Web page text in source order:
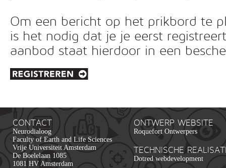
Om een bericht op het prikbord te
is het nodig dat je je eerst
aanbod staat hierdoor in een
CONTACT
Neurodialoog
Faculty of Earth and Life Sciences
Vrije Universiteit Amsterdam
De Boelelaan 1085
1081 HV Amsterdam
ONTWERP WEBSITE
Roquefort Ontwerpers
TECHNISCHE
Dotred webdevelopment